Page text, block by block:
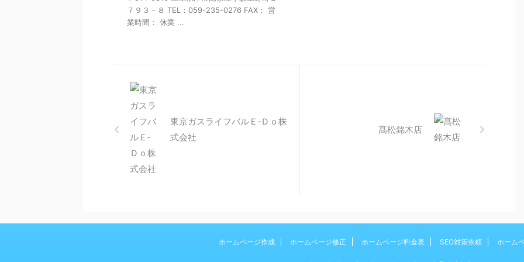
７９３－８ TEL：059-235-0276 FAX： 営
業時間： 休業 ...
東京ガスライフバルＥ‐Ｄｏ株
式会社
髙松銘木店
ホームページ作成 ホームページ修正 ホームページ料金表 SEO対策依頼 ホーム